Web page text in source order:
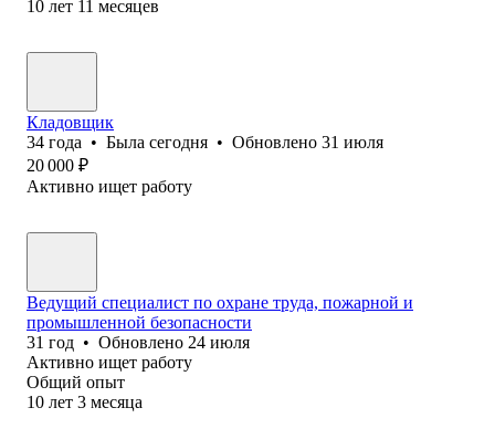
10 лет 11 месяцев
Кладовщик
34 года • Была сегодня • Обновлено 31 июля
20 000 ₽
Активно ищет работу
Ведущий специалист по охране труда, пожарной и
промышленной безопасности
31 год • Обновлено 24 июля
Активно ищет работу
Общий опыт
10 лет 3 месяца